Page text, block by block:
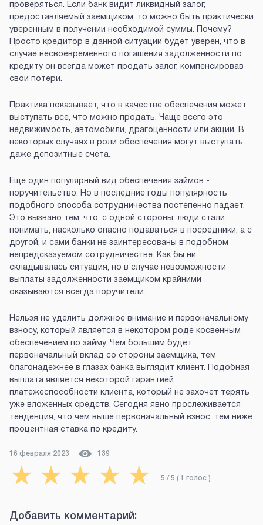
проверяться. Если банк видит ликвидный залог,
предоставляемый заемщиком, то можно быть практически
уверенным в получении необходимой суммы. Почему?
Просто кредитор в данной ситуации будет уверен, что в
случае несвоевременного погашения задолженности по
кредиту он всегда может продать залог, компенсировав
свои потери.
Практика показывает, что в качестве обеспечения может
выступать все, что можно продать. Чаще всего это
недвижимость, автомобили, драгоценности или акции. В
некоторых случаях в роли обеспечения могут выступать
даже депозитные счета.
Еще один популярный вид обеспечения займов -
поручительство. Но в последние годы популярность
подобного способа сотрудничества постепенно падает.
Это вызвано тем, что, с одной стороны, люди стали
понимать, насколько опасно подаваться в посредники, а с
другой, и сами банки не заинтересованы в подобном
непредсказуемом сотрудничестве. Как бы ни
складывалась ситуация, но в случае невозможности
выплаты задолженности заемщиком крайними
оказываются всегда поручители.
Нельзя не уделить должное внимание и первоначальному
взносу, который является в некотором роде косвенным
обеспечением по займу. Чем большим будет
первоначальный вклад со стороны заемщика, тем
благонадежнее в глазах банка выглядит клиент. Подобная
выплата является некоторой гарантией
платежеспособности клиента, который не захочет терять
уже вложенных средств. Сегодня явно прослеживается
тенденция, что чем выше первоначальный взнос, тем ниже
процентная ставка по кредиту.
16 февраля 2023 139
★ ★ ★ ★ ★ 5 / 5 ( 1 голос )
Добавить комментарий: